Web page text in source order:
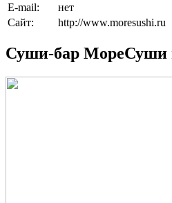
E-mail:
нет
Сайт:
http://www.moresushi.ru
Суши-бар МореСуши